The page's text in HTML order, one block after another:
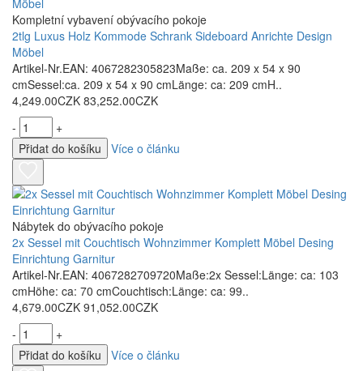
Kompletní vybavení obývacího pokoje
2tlg Luxus Holz Kommode Schrank Sideboard Anrichte Design
Möbel
Artikel-Nr.EAN: 4067282305823Maße: ca. 209 x 54 x 90
cmSessel:ca. 209 x 54 x 90 cmLänge: ca: 209 cmH..
4,249.00CZK 83,252.00CZK
-
+
Přidat do košíku
Více o článku
Nábytek do obývacího pokoje
2x Sessel mit Couchtisch Wohnzimmer Komplett Möbel Desing
Einrichtung Garnitur
Artikel-Nr.EAN: 4067282709720Maße:2x Sessel:Länge: ca: 103
cmHöhe: ca: 70 cmCouchtisch:Länge: ca: 99..
4,679.00CZK 91,052.00CZK
-
+
Přidat do košíku
Více o článku